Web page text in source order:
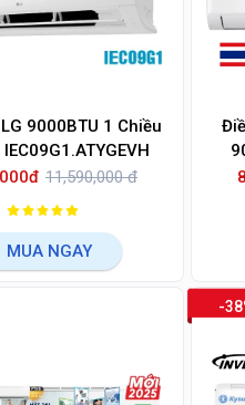
9000BTU 1 Chiều
11,590,000 đ
MUA NGAY
-